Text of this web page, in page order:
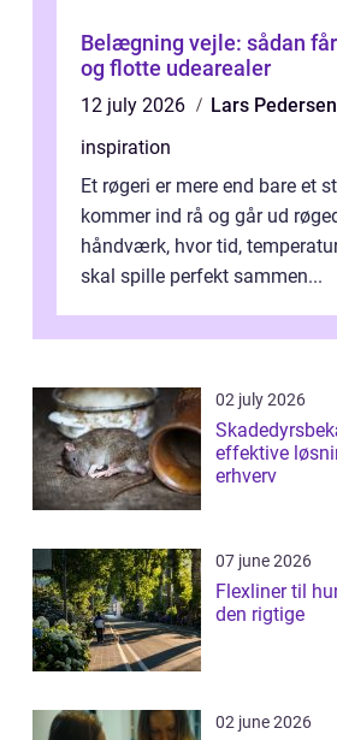
Belægning vejle: sådan
og flotte udearealer
12 july 2026
Lars Pedersen
inspiration
Et røgeri er mere end bare et
kommer ind rå og går ud
håndværk, hvor tid,
skal spille perfekt sammen...
02 july 2026
effektive
erhverv
07 june 2026
Flexliner til
den rigtige
02 june 2026